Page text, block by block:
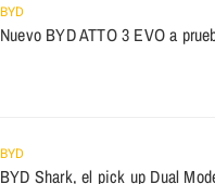
BYD
Nuevo BYD ATTO 3 EVO a
BYD
BYD Shark, el pick up Dual